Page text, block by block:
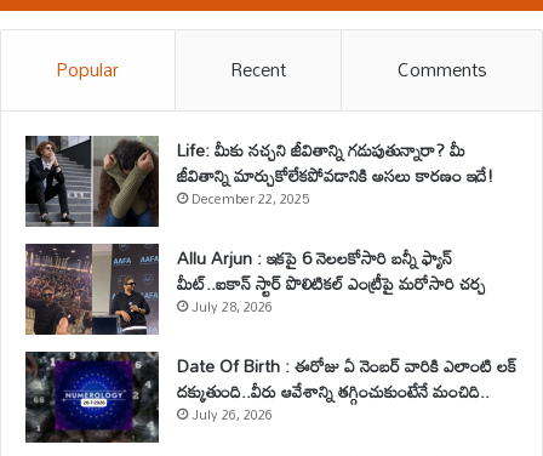
Popular Recent Comments
Life: మీకు నచ్చని జీవితాన్ని గడుపుతున్నారా? మీ
జీవితాన్ని మార్చుకోలేకపోవడానికి అసలు కారణం ఇదే!
December 22, 2025
Allu Arjun : ఇకపై 6 నెలలకోసారి బన్నీ ఫ్యాన్
మీట్..ఐకాన్ స్టార్ పొలిటికల్ ఎంట్రీపై మరోసారి చర్చ
July 28, 2026
Date Of Birth : ఈరోజు ఏ నెంబర్ వారికి ఎలాంటి లక్
దక్కుతుంది..వీరు ఆవేశాన్ని తగ్గించుకుంటేనే మంచిది..
July 26, 2026